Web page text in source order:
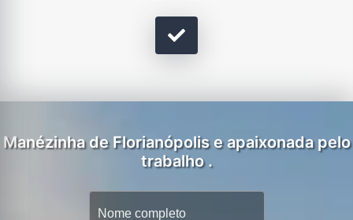
Manézinha de Florianópolis e apaixonada pelo
trabalho .